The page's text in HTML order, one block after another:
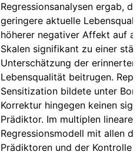
Regressionsanalysen ergab,
geringere aktuelle
höherer negativer Affekt auf
Skalen signifikant zu einer
Unterschätzung der erinnerten
Lebensqualität beitrugen.
Sensitization bildete unter
Korrektur hingegen keinen
Prädiktor. Im multiplen linearen
Regressionsmodell mit allen
Prädiktoren und der Kontrolle